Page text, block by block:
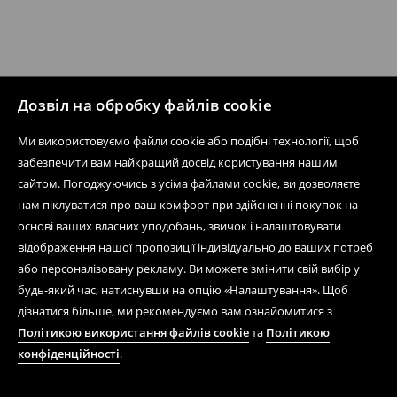
Дозвіл на обробку файлів cookie
Ми використовуємо файли cookie або подібні технології, щоб
забезпечити вам найкращий досвід користування нашим
сайтом. Погоджуючись з усіма файлами cookie, ви дозволяєте
нам піклуватися про ваш комфорт при здійсненні покупок на
основі ваших власних уподобань, звичок і налаштовувати
відображення нашої пропозиції індивідуально до ваших потреб
або персоналізовану рекламу. Ви можете змінити свій вибір у
будь-який час, натиснувши на опцію «Налаштування». Щоб
дізнатися більше, ми рекомендуємо вам ознайомитися з
Політикою використання файлів cookieта Політикою
конфіденційності.